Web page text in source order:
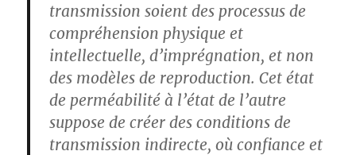
transmission soient des processus de
compréhension physique et
intellectuelle, d’imprégnation, et non
des modèles de reproduction. Cet état
de perméabilité à l’état de l’autre
suppose de créer des conditions de
transmission indirecte, où confiance et